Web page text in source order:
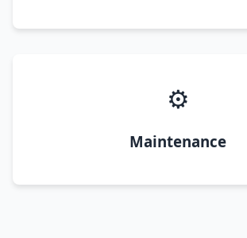
⚙️
Maintenance